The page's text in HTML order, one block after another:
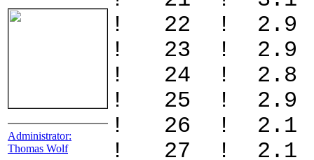
Administrator:
Thomas Wolf
! 22 !
! 23 ! 2.9
! 24 ! 2.8
! 25 ! 2.9
! 26 ! 2.1
! 27 ! 2.1